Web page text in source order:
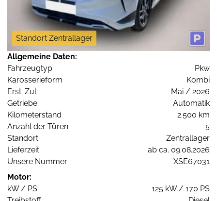
Standort Zentrallager
Allgemeine Daten:
Fahrzeugtyp
Pkw
Karosserieform
Kombi
Erst-Zul.
Mai / 2026
Getriebe
Automatik
Kilometerstand
2.500 km
Anzahl der Türen
5
Standort
Zentrallager
Lieferzeit
ab ca. 09.08.2026
Unsere Nummer
XSE67031
Motor:
kW / PS
125 kW / 170 PS